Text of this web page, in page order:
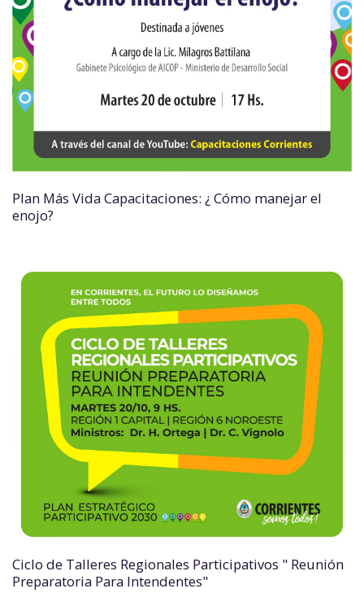
Plan Más Vida Capacitaciones: ¿ Cómo manejar el
enojo?
Ciclo de Talleres Regionales Participativos " Reunión
Preparatoria Para Intendentes"